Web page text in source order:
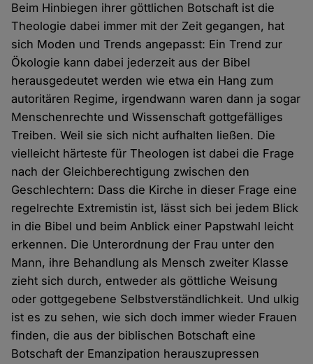
Beim Hinbiegen ihrer göttlichen Botschaft ist die
Theologie dabei immer mit der Zeit gegangen, hat
sich Moden und Trends angepasst: Ein Trend zur
Ökologie kann dabei jederzeit aus der Bibel
herausgedeutet werden wie etwa ein Hang zum
autoritären Regime, irgendwann waren dann ja sogar
Menschenrechte und Wissenschaft gottgefälliges
Treiben. Weil sie sich nicht aufhalten ließen. Die
vielleicht härteste für Theologen ist dabei die Frage
nach der Gleichberechtigung zwischen den
Geschlechtern: Dass die Kirche in dieser Frage eine
regelrechte Extremistin ist, lässt sich bei jedem Blick
in die Bibel und beim Anblick einer Papstwahl leicht
erkennen. Die Unterordnung der Frau unter den
Mann, ihre Behandlung als Mensch zweiter Klasse
zieht sich durch, entweder als göttliche Weisung
oder gottgegebene Selbstverständlichkeit. Und ulkig
ist es zu sehen, wie sich doch immer wieder Frauen
finden, die aus der biblischen Botschaft eine
Botschaft der Emanzipation herauszupressen